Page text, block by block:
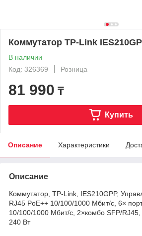
Коммутатор TP-Link
В наличии
Код: 326369
Розница
81 990 ₸
Купить
Описание Характеристики
Описание
Коммутатор, TP-Link, IES210GPP,
RJ45 PoE++ 10/100/1000 Мбит/с, 6×
10/100/1000 Мбит/с, 2×комбо SFP/
240 Вт